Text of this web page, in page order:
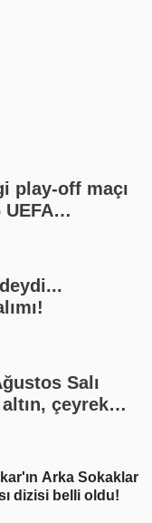
play-off maçı
Salı
çeyrek
Arka Sokaklar
dizisi belli oldu!